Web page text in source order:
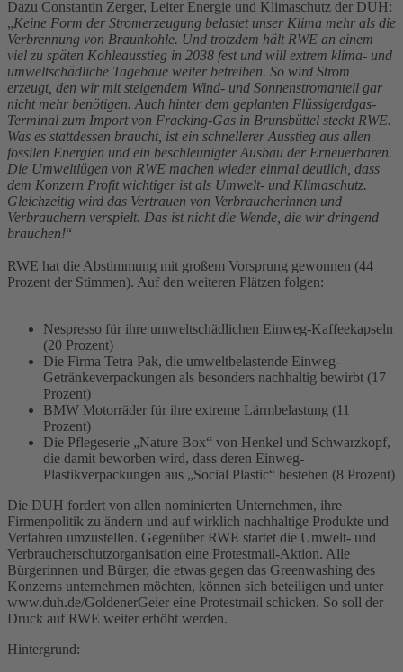
Dazu Constantin Zerger, Leiter Energie und Klimaschutz der DUH:
„Keine Form der Stromerzeugung belastet unser Klima mehr als die
Verbrennung von Braunkohle. Und trotzdem hält RWE an einem
viel zu späten Kohleausstieg in 2038 fest und will extrem klima- und
umweltschädliche Tagebaue weiter betreiben. So wird Strom
erzeugt, den wir mit steigendem Wind- und Sonnenstromanteil gar
nicht mehr benötigen. Auch hinter dem geplanten Flüssigerdgas-
Terminal zum Import von Fracking-Gas in Brunsbüttel steckt RWE.
Was es stattdessen braucht, ist ein schnellerer Ausstieg aus allen
fossilen Energien und ein beschleunigter Ausbau der Erneuerbaren.
Die Umweltlügen von RWE machen wieder einmal deutlich, dass
dem Konzern Profit wichtiger ist als Umwelt- und Klimaschutz.
Gleichzeitig wird das Vertrauen von Verbraucherinnen und
Verbrauchern verspielt. Das ist nicht die Wende, die wir dringend
brauchen!“
RWE hat die Abstimmung mit großem Vorsprung gewonnen (44
Prozent der Stimmen). Auf den weiteren Plätzen folgen:
Nespresso für ihre umweltschädlichen Einweg-Kaffeekapseln
(20 Prozent)
Die Firma Tetra Pak, die umweltbelastende Einweg-
Getränkeverpackungen als besonders nachhaltig bewirbt (17
Prozent)
BMW Motorräder für ihre extreme Lärmbelastung (11
Prozent)
Die Pflegeserie „Nature Box“ von Henkel und Schwarzkopf,
die damit beworben wird, dass deren Einweg-
Plastikverpackungen aus „Social Plastic“ bestehen (8 Prozent)
Die DUH fordert von allen nominierten Unternehmen, ihre
Firmenpolitik zu ändern und auf wirklich nachhaltige Produkte und
Verfahren umzustellen. Gegenüber RWE startet die Umwelt- und
Verbraucherschutzorganisation eine Protestmail-Aktion. Alle
Bürgerinnen und Bürger, die etwas gegen das Greenwashing des
Konzerns unternehmen möchten, können sich beteiligen und unter
www.duh.de/GoldenerGeier eine Protestmail schicken. So soll der
Druck auf RWE weiter erhöht werden.
Hintergrund: